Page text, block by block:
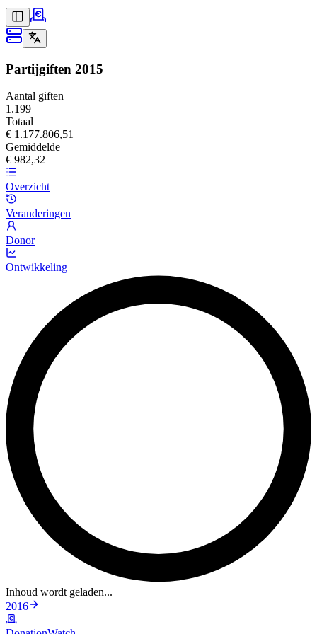
Partijgiften 2015
Aantal giften
1.199
Totaal
€ 1.177.806,51
Gemiddelde
€ 982,32
Overzicht
Veranderingen
Donor
Ontwikkeling
Inhoud wordt geladen...
2016